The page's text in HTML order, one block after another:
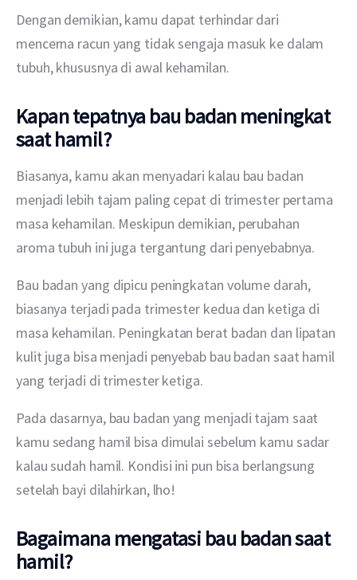
Dengan demikian, kamu dapat terhindar dari
mencerna racun yang tidak sengaja masuk ke dalam
tubuh, khususnya di awal kehamilan.
Kapan tepatnya bau badan meningkat
saat hamil?
Biasanya, kamu akan menyadari kalau bau badan
menjadi lebih tajam paling cepat di trimester pertama
masa kehamilan. Meskipun demikian, perubahan
aroma tubuh ini juga tergantung dari penyebabnya.
Bau badan yang dipicu peningkatan volume darah,
biasanya terjadi pada trimester kedua dan ketiga di
masa kehamilan. Peningkatan berat badan dan lipatan
kulit juga bisa menjadi penyebab bau badan saat hamil
yang terjadi di trimester ketiga.
Pada dasarnya, bau badan yang menjadi tajam saat
kamu sedang hamil bisa dimulai sebelum kamu sadar
kalau sudah hamil. Kondisi ini pun bisa berlangsung
setelah bayi dilahirkan, lho!
Bagaimana mengatasi bau badan saat
hamil?